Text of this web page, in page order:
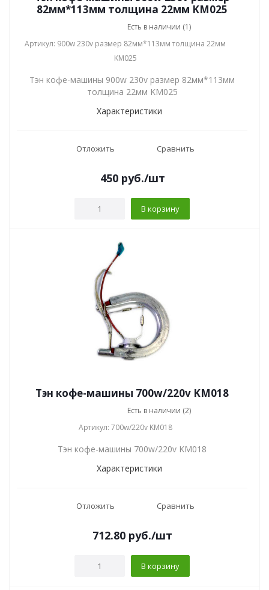
82мм*113мм толщина 22мм KM025
Есть в наличии (1)
Артикул: 900w 230v размер 82мм*113мм толщина 22мм
KM025
Тэн кофе-машины 900w 230v размер 82мм*113мм
толщина 22мм KM025
Характеристики
Отложить Сравнить
450руб./шт
В корзину
Тэн кофе-машины 700w/220v KM018
Есть в наличии (2)
Артикул: 700w/220v KM018
Тэн кофе-машины 700w/220v KM018
Характеристики
Отложить Сравнить
712.80 руб./шт
В корзину